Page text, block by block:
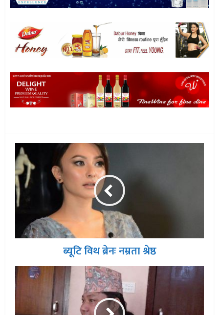
ब्यूटि विथ ब्रेनः नम्रता श्रेष्ठ